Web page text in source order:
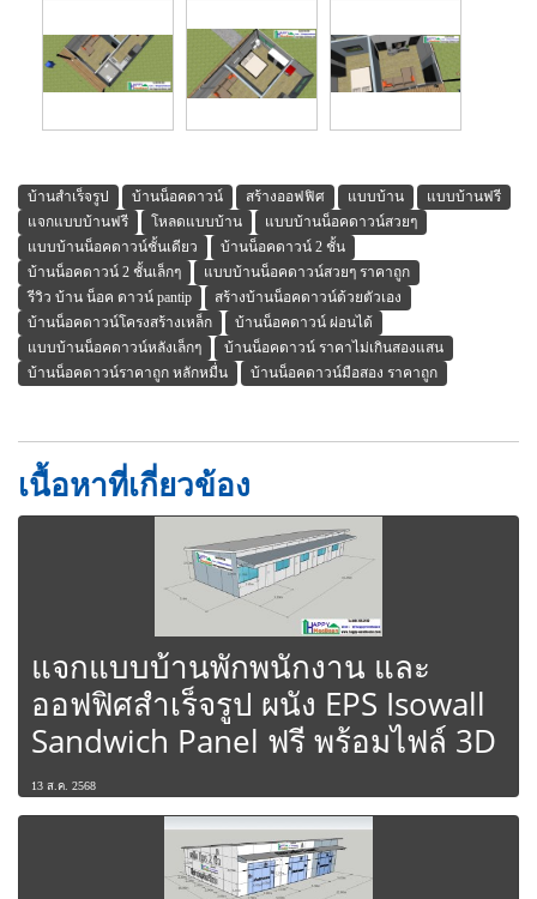
บ้านสำเร็จรูป บ้านน็อคดาวน์ สร้างออฟฟิศ แบบบ้าน
แบบบ้านฟรี
แจกแบบบ้านฟรี
โหลดแบบบ้าน
แบบบ้านน็อคดาวน์สวยๆ
แบบบ้านน็อคดาวน์ชั้นเดียว
บ้านน็อคดาวน์ 2 ชั้น
บ้านน็อคดาวน์ 2 ชั้นเล็กๆ
แบบบ้านน็อคดาวน์สวยๆ ราคาถูก
รีวิว บ้าน น็อค ดาวน์ pantip
สร้างบ้านน็อคดาวน์ด้วยตัวเอง
บ้านน็อคดาวน์โครงสร้างเหล็ก
บ้านน็อคดาวน์ ผ่อนได้
แบบบ้านน็อคดาวน์หลังเล็กๆ
บ้านน็อคดาวน์ ราคาไม่เกินสองแสน
บ้านน็อคดาวน์ราคาถูก หลักหมื่น
บ้านน็อคดาวน์มือสอง ราคาถูก
เนื้อหาที่เกี่ยวข้อง
แจกแบบบ้านพักพนักงาน และ
ออฟฟิศสำเร็จรูป ผนัง EPS Isowall
Sandwich Panel ฟรี พร้อมไฟล์ 3D
13 ส.ค. 2568